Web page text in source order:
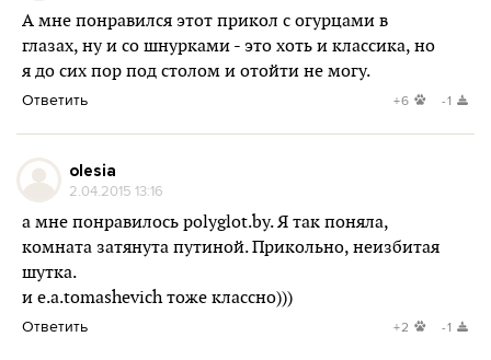
А мне понравился этот прикол с огурцами в
глазах, ну и со шнурками - это хоть и классика, но
я до сих пор под столом и отойти не могу.
Ответить +6 -1
olesia
2.04.2015 13:16
а мне понравилось polyglot.by. Я так поняла,
комната затянута путиной. Прикольно, неизбитая
шутка.
и e.a.tomashevich тоже классно)))
Ответить +2 -1